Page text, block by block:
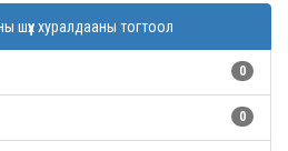
шүүх хуралдааны тогтоол
0
0